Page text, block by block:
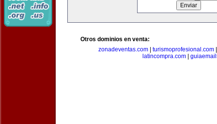
Otros dominios en venta:
zonadeventas.com| turismoprofesional.com
latincompra.com|